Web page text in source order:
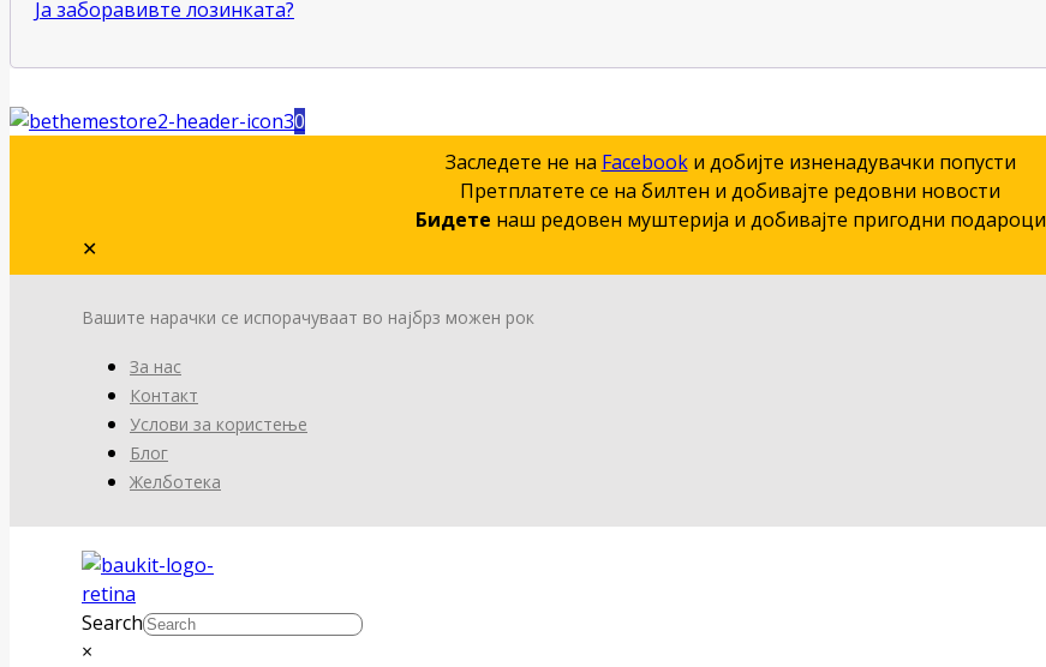
Ја заборавивте лозинката?
0
Заследете не на Facebookи добијте изненадувачки попусти
Претплатете се на билтен и добивајте редовни новости
Бидете наш редовен муштерија и добивајте пригодни подароци
✕
Вашите нарачки се испорачуваат во најбрз можен рок
За нас
Контакт
Услови за користење
Блог
Желботека
Search
×